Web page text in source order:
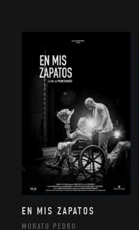
EN MIS ZAPATOS
MORATO PEDRO